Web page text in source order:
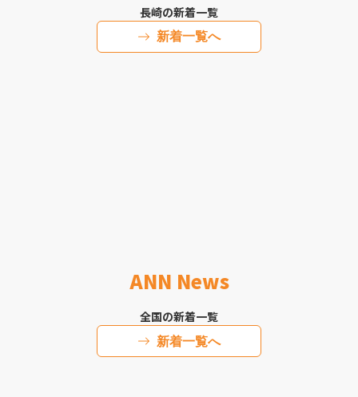
長崎の新着一覧
新着一覧へ
ANN News
全国の新着一覧
新着一覧へ